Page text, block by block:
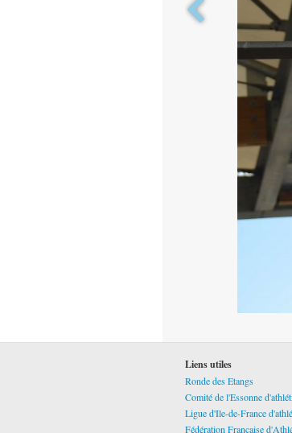
Liens utiles
Ronde des Etangs
Comité de l'Essonne
Ligue d'Ile-de-France
Fédération Française